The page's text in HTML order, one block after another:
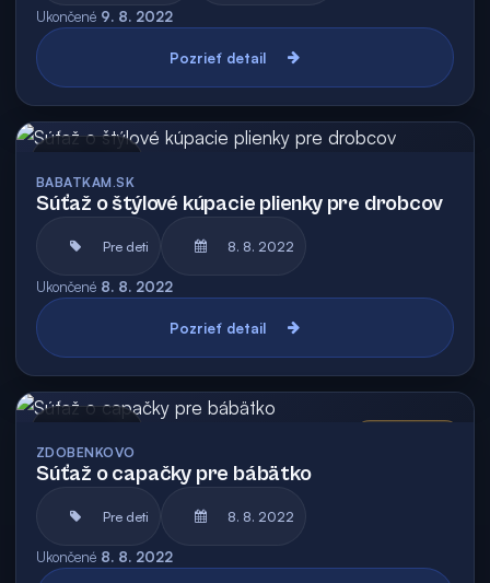
Ukončené 9. 8. 2022
Pozrieť detail
BABATKAM.SK
Súťaž o štýlové kúpacie plienky pre drobcov
Pre deti 8. 8. 2022
Ukončené 8. 8. 2022
Pozrieť detail
ZDOBENKOVO
Súťaž o capačky pre bábätko
Pre deti 8. 8. 2022
Ukončené 8. 8. 2022